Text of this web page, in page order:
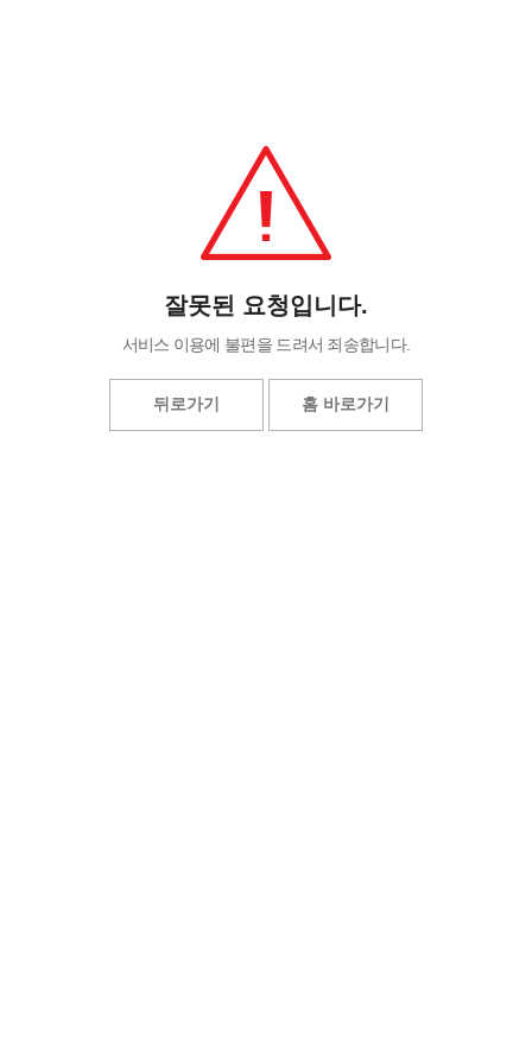
잘못된 요청입니다.
서비스 이용에 불편을 드려서 죄송합니다.
뒤로가기 홈 바로가기